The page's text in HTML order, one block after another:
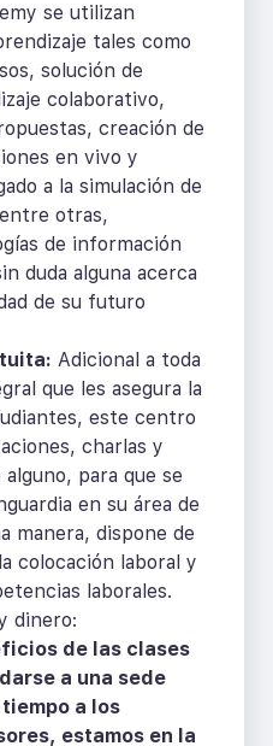
se utilizan
tales como
solución de
colaborativo,
creación de
en vivo y
a la simulación de
otras,
de información
duda alguna acerca
de su futuro
Adicional a toda
que les asegura la
este centro
charlas y
para que se
en su área de
manera, dispone de
colocación laboral y
laborales.
dinero:
de las clases
a una sede
a los
estamos en la